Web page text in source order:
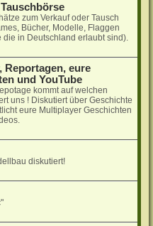
zum Verkauf oder Tausch
Bücher, Modelle, Flaggen
die in Deutschland erlaubt sind).
Reportagen, eure
und YouTube
kommt auf welchen
uns ! Diskutiert über Geschichte
eure Multiplayer Geschichten
diskutiert!